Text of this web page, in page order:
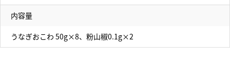
内容量
うなぎおこわ 50g×8、粉山椒0.1g×2